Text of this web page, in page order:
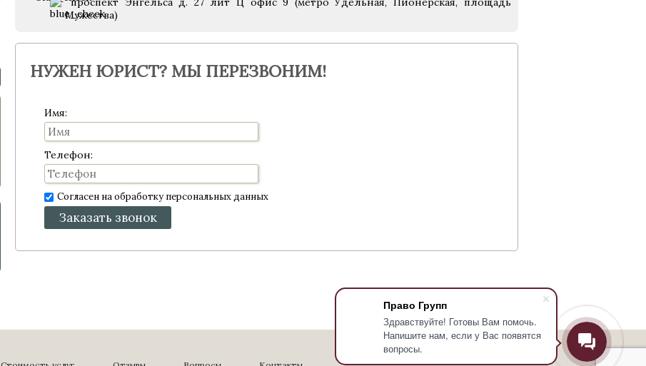
Право Групп
Здравствуйте! Готовы Вам помочь.
Напишите нам, если у Вас появятся
вопросы.
Мужества)
НУЖЕН ЮРИСТ? МЫ ПЕРЕЗВОНИМ!
Имя:
Телефон:
Согласен на обработку персональных данных
Заказать звонок